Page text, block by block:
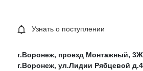
Узнать о поступлении
г.Воронеж, проезд Монтажный, 3Ж
г.Воронеж, ул.Лидии Рябцевой